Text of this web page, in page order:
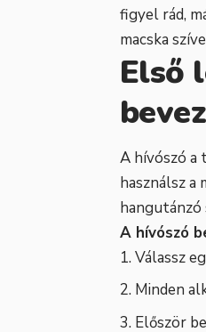
figyel rád,
macska
Első
A hívószó a
használsz a
hangutánzó
A hívószó
Válassz
Minden
Először